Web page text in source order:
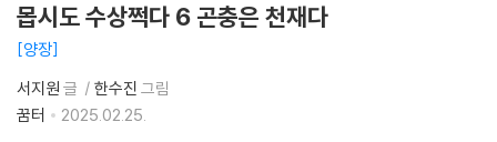
몹시도 수상쩍다 6 곤충은 천재다
양장
서지원 글 한수진 그림
꿈터
2025.02.25.